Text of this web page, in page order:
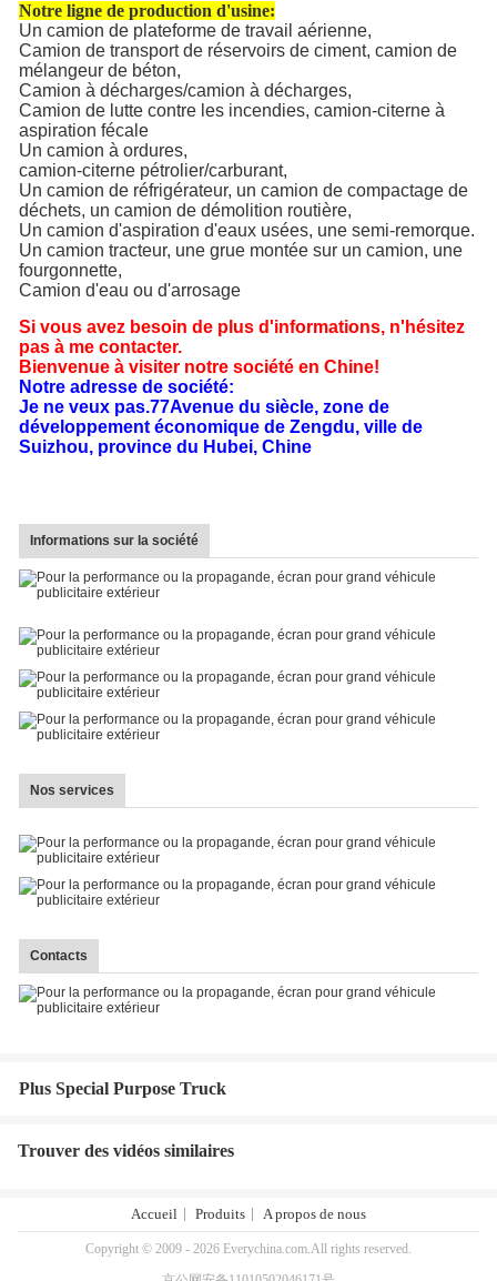
Notre ligne de production d'usine:
Un camion de plateforme de travail aérienne,
Camion de transport de réservoirs de ciment, camion de
mélangeur de béton,
Camion à décharges/camion à décharges,
Camion de lutte contre les incendies, camion-citerne à
aspiration fécale
Un camion à ordures,
camion-citerne pétrolier/carburant,
Un camion de réfrigérateur, un camion de compactage de
déchets, un camion de démolition routière,
Un camion d'aspiration d'eaux usées, une semi-remorque.
Un camion tracteur, une grue montée sur un camion, une
fourgonnette,
Camion d'eau ou d'arrosage
Si vous avez besoin de plus d'informations, n'hésitez
pas à me contacter.
Bienvenue à visiter notre société en Chine!
Notre adresse de société:
Je ne veux pas.77Avenue du siècle, zone de
développement économique de Zengdu, ville de
Suizhou, province du Hubei, Chine
Informations sur la société
Nos services
Contacts
Plus Special Purpose Truck
Trouver des vidéos similaires
Accueil Produits A propos de nous
Copyright © 2009 - 2026 Everychina.com.All rights reserved.